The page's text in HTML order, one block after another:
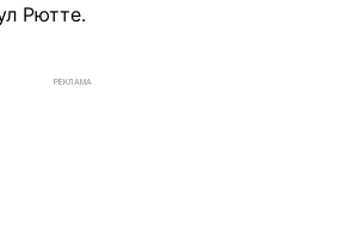
Рютте.
РЕКЛАМА